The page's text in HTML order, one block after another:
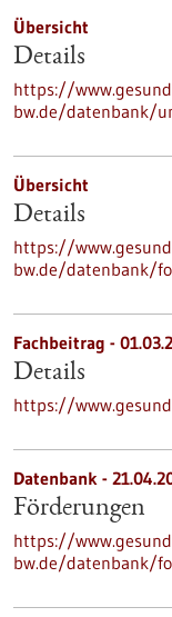
Übersicht
Details
https://
bw.de/datenbank/
Übersicht
Details
https://
bw.de/datenbank/
Fachbeitrag -
Details
https://
Datenbank -
Förderungen
https://
bw.de/datenbank/